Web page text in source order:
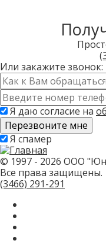
Или закажите звонок:
Имя
*
Контактный
телефон
* Я даю согласие на
Скажите,
привет!
Пожалуйста,
не
заполняйте
это
CAPTCHA
только
для
роботов!
Я спамер
© 1997 - 2026 ООО
Все права защищены.
(3466) 291-291